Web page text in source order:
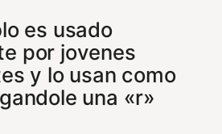
es usado
por jovenes
y lo usan como
una «r»